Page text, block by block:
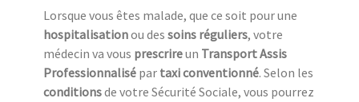
Lorsque vous êtes malade, que ce soit pour une
hospitalisationou des soins réguliers, votre
médecin va vous prescrireun Transport Assis
Professionnalisé par taxi conventionné. Selon les
conditionsde votre Sécurité Sociale, vous pourrez